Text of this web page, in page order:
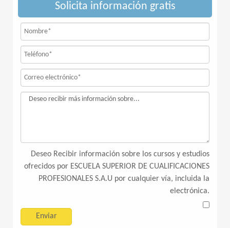
Solicita información gratis
Deseo Recibir información sobre los cursos y estudios
ofrecidos por ESCUELA SUPERIOR DE CUALIFICACIONES
PROFESIONALES S.A.U por cualquier vía, incluida la
electrónica.